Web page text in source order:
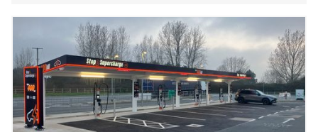
uuden Modernit klassikot -näyttelysarjan.
Sesemannin koko uraa tarkasteleva näyttely on
ensimmäinen
katselmus taiteilijan tuotantoon. Itsenäinen ja
omaehtoinen Sesemann oli modernin ajan taiteen
uudistaja, joka kiinnitti kriitikoiden ja
taideyleisön huomion jo ensimmäisillä
näyttelyillään. Taiteilijan tuotannon